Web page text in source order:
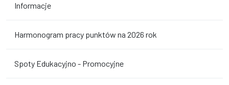
Informacje
Harmonogram pracy punktów na 2026 rok
Spoty Edukacyjno - Promocyjne